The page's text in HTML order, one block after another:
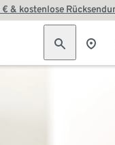
& kostenlose